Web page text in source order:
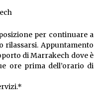
per continuare a
rilassarsi. Appuntamento
di Marrakech dove è
ore prima dell’orario di